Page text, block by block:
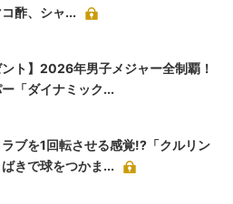
酢、シャ...
ント】2026年男子メジャー全制覇！
「ダイナミック...
ブを1回転させる感覚!?「クルリン
きで球をつかま...